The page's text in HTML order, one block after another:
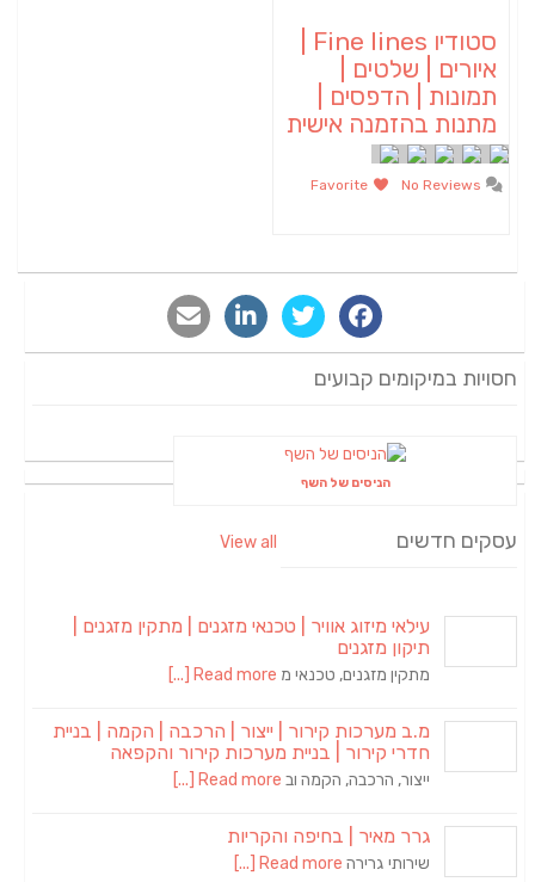
איורים | שלטים |
תמונות | הדפסים |
מתנות בהזמנה אישית
חסויות במיקומים קבועים
הניסים של השף
עסקים חדשים View all
עילאי מיזוג אוויר | טכנאי מזגנים | מתקין מזגנים |
תיקון מזגנים
מתקין מזגנים, טכנאי מ Read more [...]
מ.ב מערכות קירור | ייצור | הרכבה | הקמה | בניית
חדרי קירור | בניית מערכות קירור והקפאה
ייצור, הרכבה, הקמה וב Read more [...]
גרר מאיר | בחיפה והקריות
שירותי גרירה Read more [...]